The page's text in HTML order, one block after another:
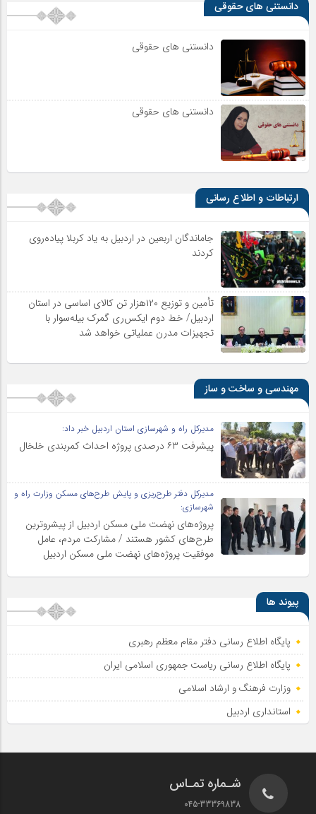
دانستنی های حقوقی
دانستنی های حقوقی
دانستنی های حقوقی
ارتباطات و اطلاع رسانی
جاماندگان اربعین در اردبیل به یاد کربلا پیاده‌روی
کردند
تأمین و توزیع ۱۲۰هزار تن کالای اساسی در استان
اردبیل/ خط دوم ایکس‌ری گمرک بیله‌سوار با
تجهیزات مدرن عملیاتی خواهد شد
مهندسی و ساخت و ساز
مدیرکل راه و شهرسازی استان اردبیل خبر داد:
پیشرفت ۶۳ درصدی پروژه احداث کمربندی خلخال
مدیرکل دفتر طرح‌ریزی و پایش طرح‌های مسکن وزارت راه و
شهرسازی:
پروژه‌های نهضت ملی مسکن اردبیل از پیشروترین
طرح‌های کشور هستند / مشارکت مردم، عامل
موفقیت پروژه‌های نهضت ملی مسکن اردبیل
پیوند ها
پایگاه اطلاع رسانی دفتر مقام معظم رهبری
پایگاه اطلاع‌ رسانی ریاست‌ جمهوری اسلامی ایران
وزارت فرهنگ و ارشاد اسلامی
استانداری اردبیل
شـماره تمـاس
045-33369838